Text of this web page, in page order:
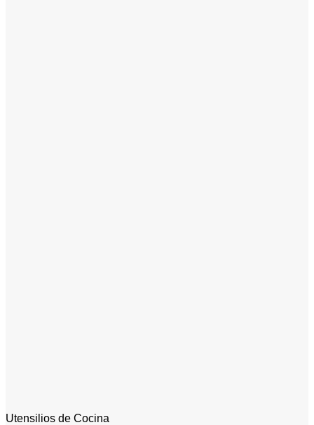
Utensilios de Cocina